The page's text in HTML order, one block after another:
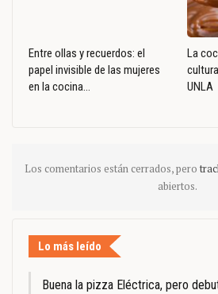
Entre ollas y recuerdos: el
papel invisible de las mujeres
en la cocina…
La
UNLA
Los comentarios están cerrados, pero
abiertos.
Lo más leído
Buena la pizza Eléctrica, pero